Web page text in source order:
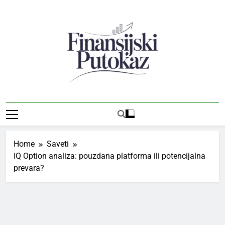
Finansijski
Putokaz
Home
Saveti
IQ Option analiza: pouzdana platforma ili potencijalna
prevara?